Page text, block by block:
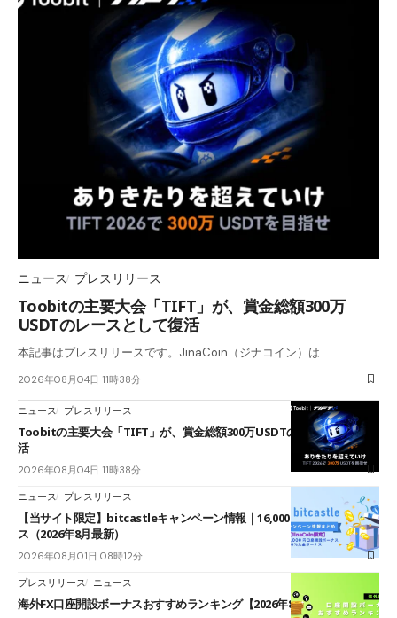
ニュース プレスリリース
Toobitの主要大会「TIFT」が、賞金総額300万
USDTのレースとして復活
本記事はプレスリリースです。JinaCoin（ジナコイン）は…
2026年08月04日 11時38分
ニュース プレスリリース
Toobitの主要大会「TIFT」が、賞金総額300万USDTのレースとして復
活
2026年08月04日 11時38分
ニュース プレスリリース
【当サイト限定】bitcastleキャンペーン情報｜16,000円口座開設ボーナ
ス（2026年8月最新）
2026年08月01日 08時12分
プレスリリース ニュース
海外FX口座開設ボーナスおすすめランキング【2026年8月最新】